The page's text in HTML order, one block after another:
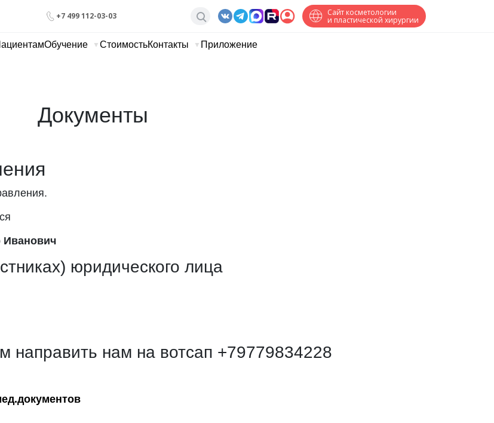
+7 499 112-03-03 Сайт косметологии
и пластической хирургии
Обучение СтоимостьКонтакты Приложение
Документы
Иванович
юридического лица
направить нам на вотсап +79779834228